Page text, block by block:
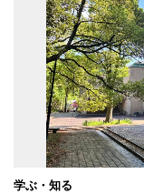
学ぶ・知る